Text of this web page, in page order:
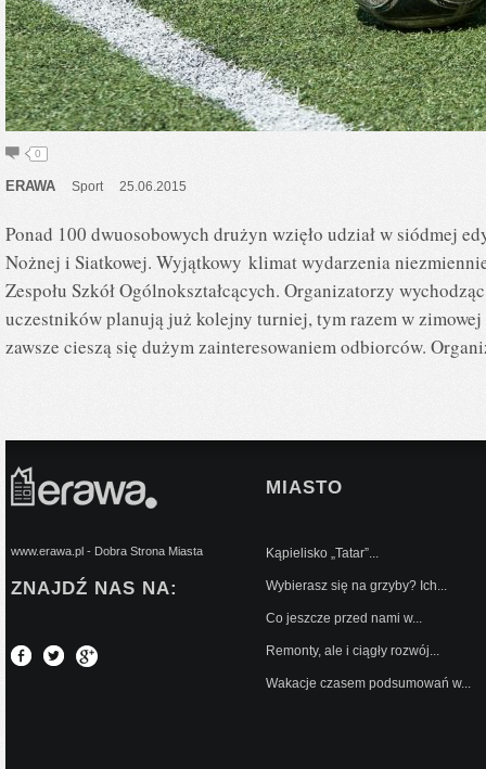
0
ERAWA Sport 25.06.2015
Ponad 100 dwuosobowych drużyn wzięło udział w siódmej
Nożnej i Siatkowej. Wyjątkowy klimat wydarzenia
Zespołu Szkół Ogólnokształcących. Organizatorzy
uczestników planują już kolejny turniej, tym razem w
zawsze cieszą się dużym zainteresowaniem odbiorców.
www.erawa.pl - Dobra Strona Miasta
ZNAJDŹ NAS NA:
MIASTO
Kąpielisko „Tatar”...
Wybierasz się na grzyby? Ich...
Co jeszcze przed nami w...
Remonty, ale i ciągły rozwój...
Wakacje czasem podsumowań w...